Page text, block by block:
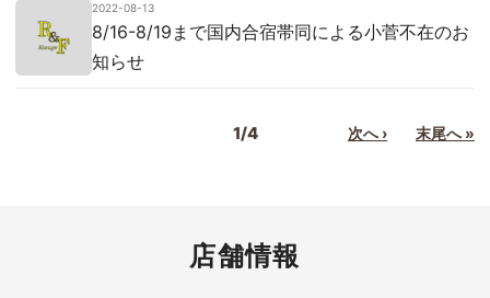
2022-08-13
8/16-8/19まで国内合宿帯同による小菅不在のお
知らせ
1/4 次へ › 末尾へ »
店舗情報